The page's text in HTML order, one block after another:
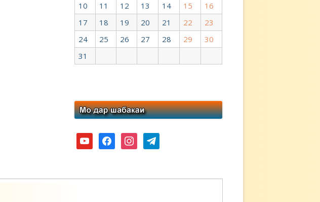
10
11 12 13 14 15
16
17
18 19 20 21 22
23
24
25 26 27 28 29
30
31
youtubefacebookinstagramtelegram